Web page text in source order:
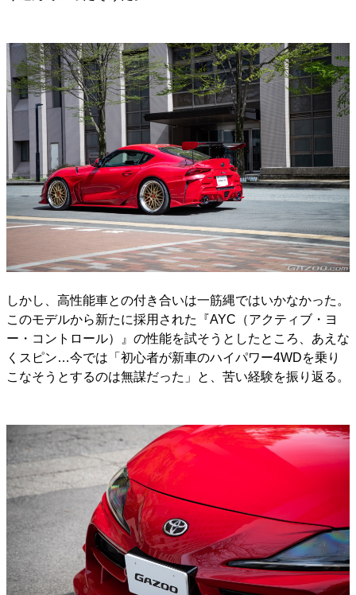
しかし、高性能車との付き合いは一筋縄ではいかなかった。
このモデルから新たに採用された『AYC（アクティブ・ヨ
ー・コントロール）』の性能を試そうとしたところ、あえな
くスピン…今では「初心者が新車のハイパワー4WDを乗り
こなそうとするのは無謀だった」と、苦い経験を振り返る。